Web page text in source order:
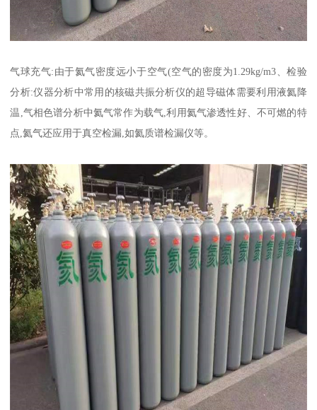
气球充气:由于氦气密度远小于空气(空气的密度为1.29kg/m3、检验
分析:仪器分析中常用的核磁共振分析仪的超导磁体需要利用液氦降
温,气相色谱分析中氦气常作为载气,利用氦气渗透性好、不可燃的特
点,氦气还应用于真空检漏,如氦质谱检漏仪等。